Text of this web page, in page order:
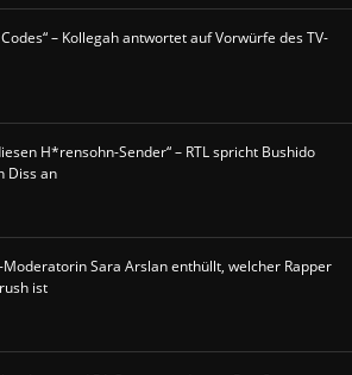
– Kollegah antwortet auf Vorwürfe des TV-
H*rensohn-Sender“ – RTL spricht Bushido
Diss an
Moderatorin Sara Arslan enthüllt, welcher Rapper
ist